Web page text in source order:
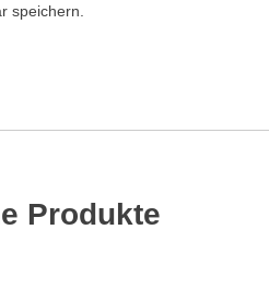
speichern.
Produkte